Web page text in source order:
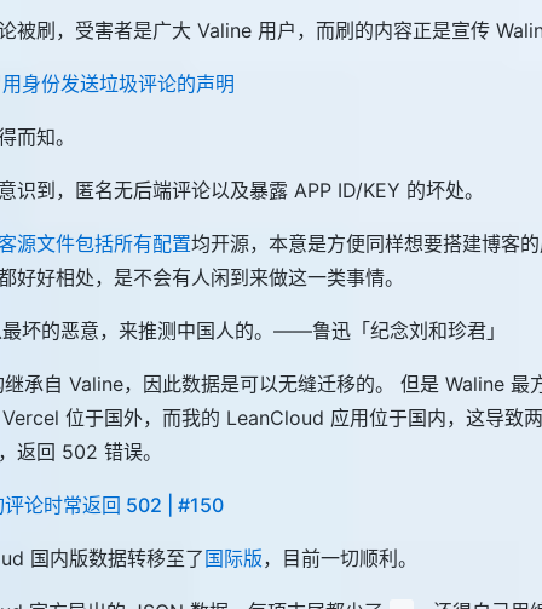
被刷，受害者是广大 Valine 用户，而刷的内容正是宣传
身份发送垃圾评论的声明
而知。
识到，匿名无后端评论以及暴露 APP ID/KEY 的坏处。
源文件包括所有配置均开源，本意是方便同样想要搭建博客
好好相处，是不会有人闲到来做这一类事情。
坏的恶意，来推测中国人的。——鲁迅「纪念刘和珍君」
承自 Valine，因此数据是可以无缝迁移的。 但是 Waline 最
位于国外，而我的 LeanCloud 应用位于国内，这导致
返回 502 错误。
论时常返回 502 | #150
国内版数据转移至了 国际版，目前一切顺利。